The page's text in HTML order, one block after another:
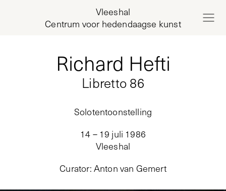
Vleeshal
Centrum voor hedendaagse kunst
Libretto 86
Richard Hefti
Solotentoonstelling
14 – 19 juli 1986
Vleeshal
Curator: Anton van Gemert